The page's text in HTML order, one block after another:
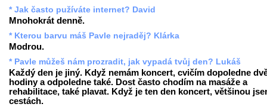
* Jak často pužíváte internet? David
Mnohokrát denně.
* Kterou barvu máš Pavle nejraděj? Klárka
Modrou.
* Pavle můžeš nám prozradit, jak vypadá tvůj den? Lukáš
Každý den je jiný. Když nemám koncert, cvičím dopoledne
hodiny a odpoledne také. Dost často chodím na masáže a
rehabilitace, také plavat. Když je ten den koncert, většinou
cestách.